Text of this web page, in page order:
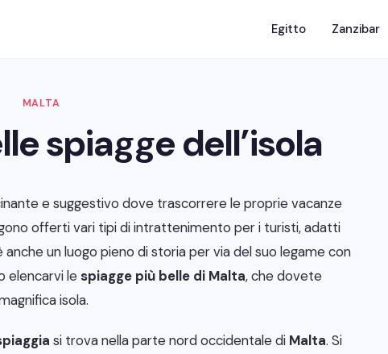
Egitto Zanzibar
MALTA
spiagge dell’isola
e suggestivo dove trascorrere le proprie vacanze
offerti vari tipi di intrattenimento per i turisti, adatti
un luogo pieno di storia per via del suo legame con
elencarvi lespiagge più belle di Malta, che dovete
isola.
si trova nella parte nord occidentale di Malta. Si